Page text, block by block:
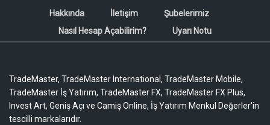
Hakkında İletişim
Şubelerimiz
Nasıl Hesap Açabilirim?
Uyarı Notu
TradeMaster, TradeMaster International, TradeMaster Mobile,
TradeMaster İş Yatırım, TradeMaster FX, TradeMaster FX Plus,
Invest Art, Geniş Açı ve Camiş Online, İş Yatırım Menkul Değerler'in
tescilli markalarıdır.